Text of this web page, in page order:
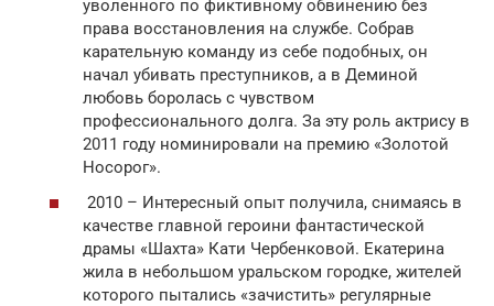
уволенного по фиктивному обвинению без
права восстановления на службе. Собрав
карательную команду из себе подобных, он
начал убивать преступников, а в Деминой
любовь боролась с чувством
профессионального долга. За эту роль актрису в
2011 году номинировали на премию «Золотой
Носорог».
2010 – Интересный опыт получила, снимаясь в
качестве главной героини фантастической
драмы «Шахта» Кати Чербенковой. Екатерина
жила в небольшом уральском городке, жителей
которого пытались «зачистить» регулярные